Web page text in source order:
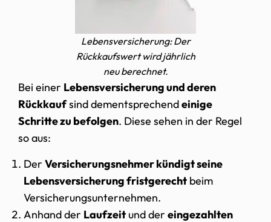
Lebensversicherung: Der
Rückkaufswert wird jährlich
neu berechnet.
Bei einer Lebensversicherung und deren
Rückkaufsind dementsprechendeinige
Schritte zu befolgen. Diese sehen in der Regel
so aus:
Der Versicherungsnehmer kündigt seine
Lebensversicherung fristgerechtbeim
Versicherungsunternehmen.
Anhand der Laufzeitund der eingezahlten